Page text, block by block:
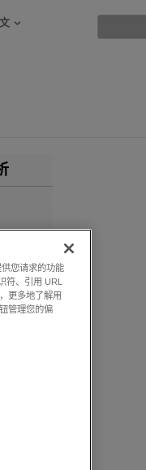
力犯
联系
、无
的
可靠
您请求的功能
、引用 URL
更多地了解用
管理您的偏